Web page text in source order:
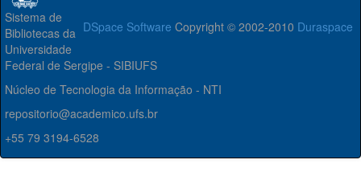
DSpace Software Copyright © 2002-2010 Duraspace
Sistema de
Bibliotecas da
Universidade
Federal de Sergipe - SIBIUFS
Núcleo de Tecnologia da Informação - NTI
repositorio@academico.ufs.br
+55 79 3194-6528